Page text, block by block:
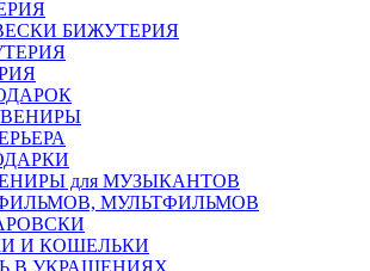
БИЖУТЕРИЯ
для МУЗЫКАНТОВ
МУЛЬТФИЛЬМОВ
И КОШЕЛЬКИ
В УКРАШЕНИЯХ